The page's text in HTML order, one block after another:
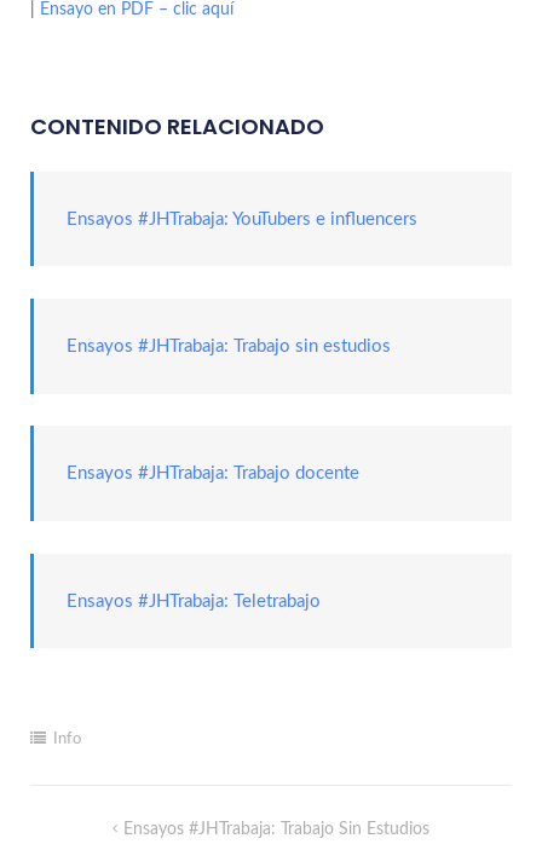
Ensayo en PDF – clic aquí
CONTENIDO RELACIONADO
Ensayos #JHTrabaja: YouTubers e influencers
Ensayos #JHTrabaja: Trabajo sin estudios
Ensayos #JHTrabaja: Trabajo docente
Ensayos #JHTrabaja: Teletrabajo
Info
Ensayos #JHTrabaja: Trabajo Sin Estudios